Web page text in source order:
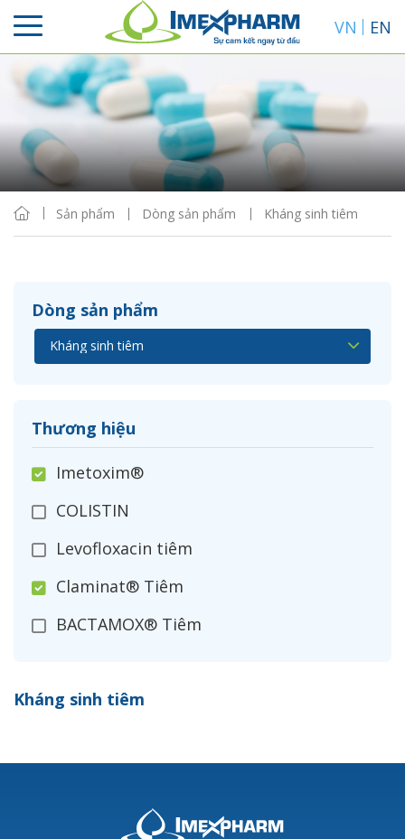
VN EN
Sản phẩm Dòng sản phẩm Kháng sinh tiêm
Dòng sản phẩm
Thương hiệu
Imetoxim®
COLISTIN
Levofloxacin tiêm
Claminat® Tiêm
BACTAMOX® Tiêm
Ceftizoxim®
Kháng sinh tiêm
Sắp xếp
Hiển thị